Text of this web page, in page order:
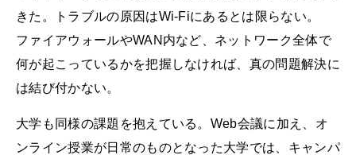
きた。トラブルの原因はWi-Fiにあるとは限らない。
ファイアウォールやWAN内など、ネットワーク全体で
何が起こっているかを把握しなければ、真の問題解決に
は結び付かない。
大学も同様の課題を抱えている。Web会議に加え、オ
ンライン授業が日常のものとなった大学では、キャンパ